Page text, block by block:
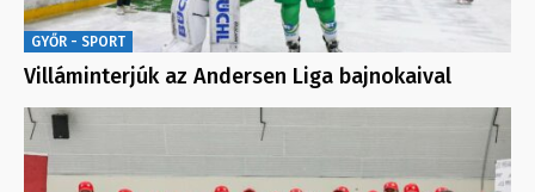
GYŐR - SPORT
Villáminterjúk az Andersen Liga bajnokaival